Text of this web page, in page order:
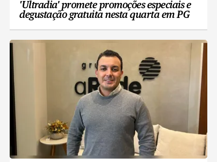
'Ultradia' promete promoções especiais e
degustação gratuita nesta quarta em PG